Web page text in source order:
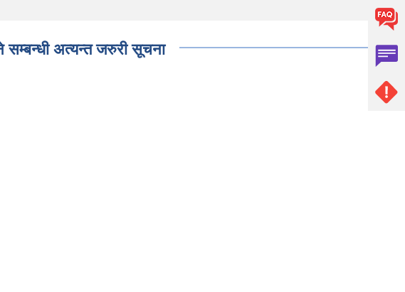
सम्बन्धी अत्यन्त जरुरी सूचना